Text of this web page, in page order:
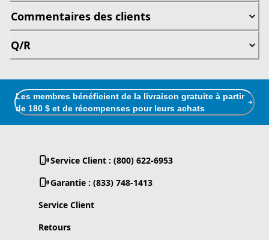
Commentaires des clients
Q/R
Les membres bénéficient de la livraison gratuite à partir
de 180 $ et de récompenses pour leurs achats
Service Client : (800) 622-6953
Garantie : (833) 748-1413
Service Client
Retours